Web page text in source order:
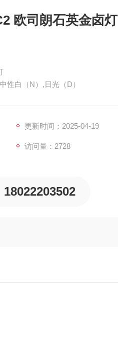
欧司朗石英金卤灯
性白（N）,日光（D）
更新时间：2025-04-19
访问量：2728
18022203502